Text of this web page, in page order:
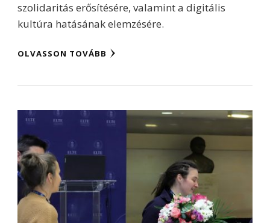
szolidaritás erősítésére, valamint a digitális
kultúra hatásának elemzésére.
OLVASSON TOVÁBB